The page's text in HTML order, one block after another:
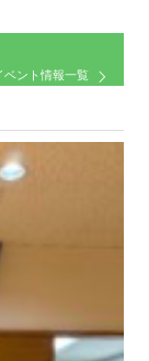
ベント情報一覧